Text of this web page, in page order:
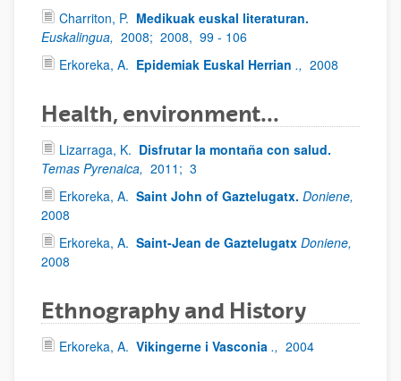
Charriton, P. Medikuak euskal literaturan.
Euskalingua, 2008; 2008, 99 - 106
Erkoreka, A. Epidemiak Euskal Herrian ., 2008
Health, environment...
Lizarraga, K. Disfrutar la montaña con salud.
Temas Pyrenaica, 2011; 3
Erkoreka, A. Saint John of Gaztelugatx. Doniene,
2008
Erkoreka, A. Saint-Jean de Gaztelugatx Doniene,
2008
Ethnography and History
Erkoreka, A. Vikingerne i Vasconia ., 2004